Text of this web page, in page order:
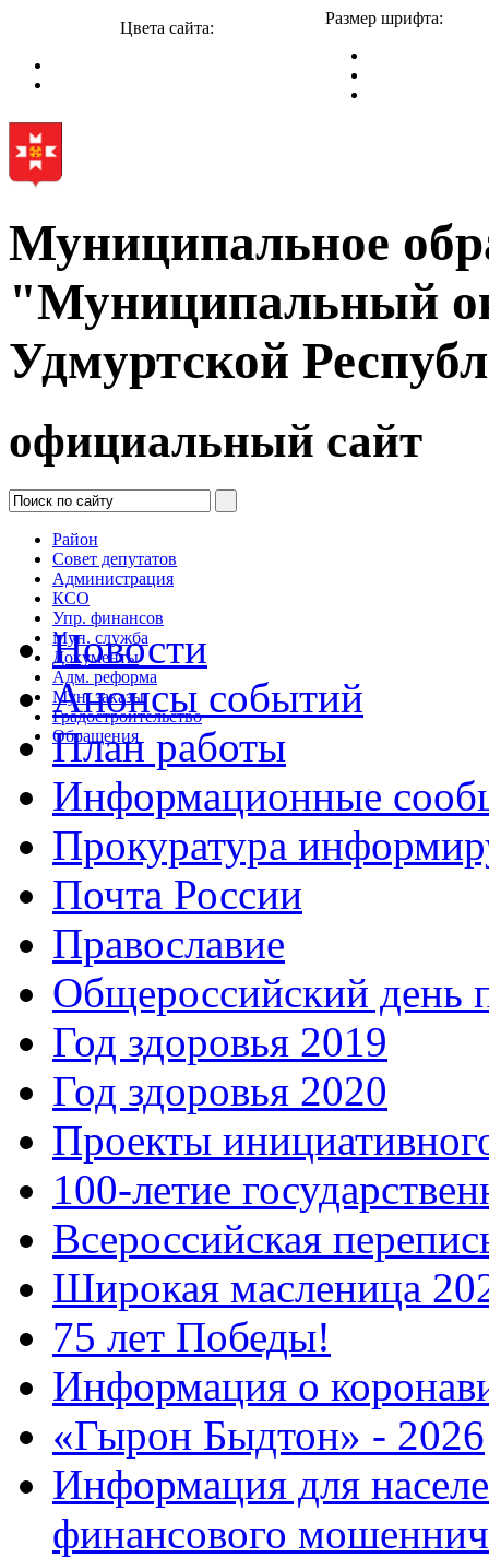
Цвета сайта:
Размер шрифта:
Муниципальное
"Муниципальный
Удмуртской
официальный сайт
Район
Совет депутатов
Администрация
КСО
Упр. финансов
Мун. служба
Документы
Адм. реформа
Мун. заказы
Градостроительство
Обращения
Новости
Анонсы событий
План работы
Информационные
Прокуратура
Почта России
Православие
Общероссийский день
Год здоровья 2019
Год здоровья 2020
Проекты
100-летие
Всероссийская
Широкая масленица
75 лет Победы!
Информация о
«Гырон Быдтон» - 2026
Информация для
финансового